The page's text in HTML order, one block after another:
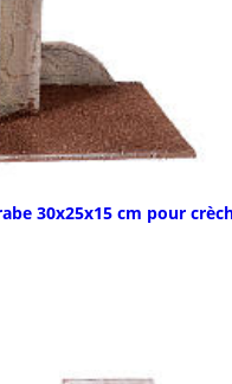
30x25x15 cm pour